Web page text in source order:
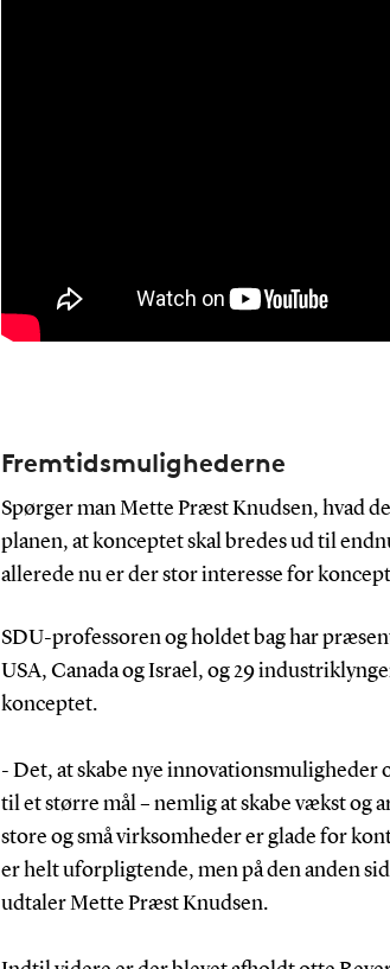
Fremtidsmulighederne
Spørger man Mette Præst Knudsen, hvad
planen, at konceptet skal bredes ud til
allerede nu er der stor interesse for
SDU-professoren og holdet bag har
USA, Canada og Israel, og 29
konceptet.
- Det, at skabe nye innovationsmuligheder
til et større mål – nemlig at skabe vækst og
store og små virksomheder er glade for
er helt uforpligtende, men på den anden
udtaler Mette Præst Knudsen.